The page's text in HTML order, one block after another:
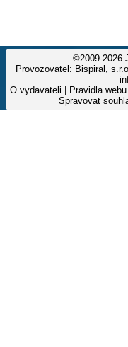
©2009-2026
Provozovatel: Bispiral,
O vydavateli
Pravidla
Spravovat